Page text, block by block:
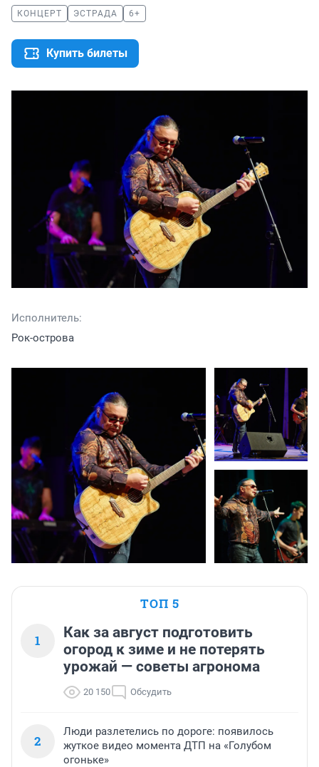
КОНЦЕРТ ЭСТРАДА 6+
Купить билеты
Исполнитель:
Рок-острова
ТОП 5
1
Как за август подготовить
огород к зиме и не потерять
урожай — советы агронома
20 150 Обсудить
2
Люди разлетелись по дороге: появилось
жуткое видео момента ДТП на «Голубом
огоньке»